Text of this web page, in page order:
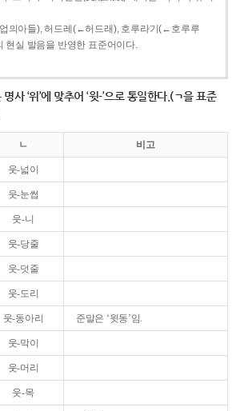
의아들), 허드레(←허드래), 호루라기(←호루루
현실 발음을 반영한 표준어이다.
명사 ‘위’에 맞추어 ‘윗-’으로 통일한다.(ㄱ을 표준
ㄴ 비고
웃-넓이
웃-눈썹
웃-니
웃-당줄
웃-덧줄
웃-도리
웃-동아리 준말은 ‘윗동’임.
웃-막이
웃-머리
웃-목